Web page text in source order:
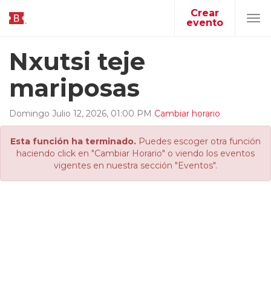
Crear
evento
Nxutsi teje
mariposas
Domingo Julio 12, 2026, 01:00 PM Cambiar horario
Esta función ha terminado. Puedes escoger otra función
haciendo click en "Cambiar Horario" o viendo los eventos
vigentes en nuestra sección "Eventos".